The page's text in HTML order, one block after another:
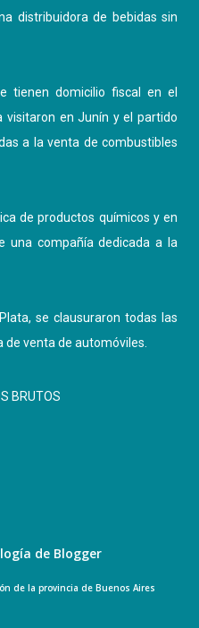
distribuidora de bebidas sin
tienen domicilio fiscal en el
visitaron en Junín y el partido
a la venta de combustibles
de productos químicos y en
una compañía dedicada a la
se clausuraron todas las
venta de automóviles.
BRUTOS
de Blogger
de la provincia de Buenos Aires